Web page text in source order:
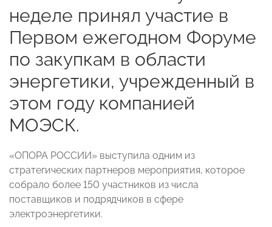
неделе принял участие в
Первом ежегодном Форуме
по закупкам в области
энергетики, учрежденный в
этом году компанией
МОЭСК.
«ОПОРА РОССИИ» выступила одним из
стратегических партнеров мероприятия, которое
собрало более 150 участников из числа
поставщиков и подрядчиков в сфере
электроэнергетики.